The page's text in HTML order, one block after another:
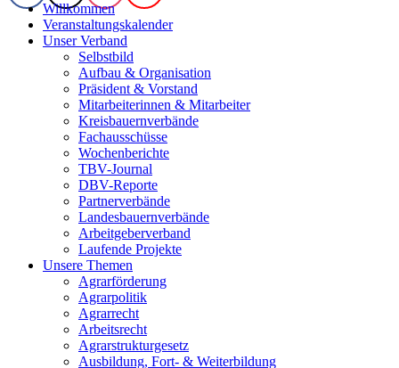
Willkommen
Veranstaltungskalender
Unser Verband
Selbstbild
Aufbau & Organisation
Präsident & Vorstand
Mitarbeiterinnen & Mitarbeiter
Kreisbauernverbände
Fachausschüsse
Wochenberichte
TBV-Journal
DBV-Reporte
Partnerverbände
Landesbauernverbände
Arbeitgeberverband
Laufende Projekte
Unsere Themen
Agrarförderung
Agrarpolitik
Agrarrecht
Arbeitsrecht
Agrarstrukturgesetz
Ausbildung, Fort- & Weiterbildung